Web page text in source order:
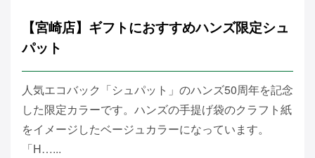
【宮崎店】ギフトにおすすめハンズ限定シュ
パット
人気エコバック「シュパット」のハンズ50周年を記念
した限定カラーです。ハンズの手提げ袋のクラフト紙
をイメージしたベージュカラーになっています。
「H…...